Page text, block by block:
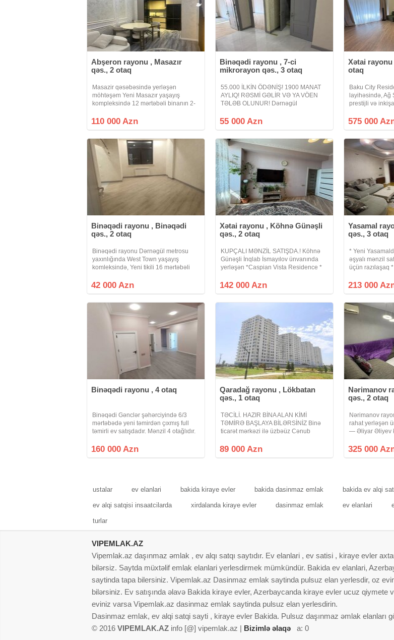
Abşeron rayonu , Masazır
qəs., 2 otaq
Masazir qəsəbəsində yerləşən
möhtəşəm Yeni Masazır yaşayış
kompleksində 12 mərtəbəli binanın 2-
kupçalı, ipotekaya yararlı, super təmirli,
110 000 Azn
Binəqədi rayonu , 7-ci
mikrorayon qəs., 3 otaq
55.000 İLKİN ÖDƏNİŞ! 1900 MANAT
AYLIQ! RƏSMİ GƏLİR VƏ YA VÖEN
TƏLƏB OLUNUR! Dərnəgül
West Town Yaşayış kompleksində
55 000 Azn
Xətai rayonu
otaq
Baku City
layihəsində, Ağ
prestijli və
Ümumi sahə:
575 000
Binəqədi rayonu , Binəqədi
qəs., 2 otaq
Binəqədi rayonu Dərnəgül metrosu
yaxınlığında West Town yaşayış
komleksində, Yeni tikili 16 mərtəbəli
85kv olan 2 otaq qanuni tam təmirli
42 000 Azn
Xətai rayonu , Köhnə Günəşli
qəs., 2 otaq
KUPÇALI MƏNZİL SATIŞDA.! Köhnə
Günəşli İnqlab İsmayılov ünvanında
yerləşən *Caspian Vista Residence *
mərtəbəli binanın 5 ci mərtəbəsində
142 000 Azn
Yasamal
qəs., 3 otaq
* Yeni
əşyalı mənzil
üçün razılaşaq
Binanın tipi :
213 000
Binəqədi rayonu , 4 otaq
Binəqədi Gənclər şəhərciyində 6/3
mərtəbədə yeni təmirdən çıxmış full
təmirli ev satışdadır. Mənzil 4 otağlıdır.
120kvadratmetrdir. Yeni binada yerləşir
160 000 Azn
Qaradağ rayonu , Lökbatan
qəs., 1 otaq
TƏCİLİ. HAZIR BİNA ALAN KİMİ
TƏMİRƏ BAŞLAYA BİLƏRSİNİZ Binə
ticarət mərkəzi ilə üzbəüz Cənub
mərtəbəli binada 3 cü mərtəbədə 65 kv
89 000 Azn
Nərimanov
qəs., 2 otaq
Nərimanov
rahat yerləşən
— Əliyar Əliyev
kompleksinin 20
325 000
ustalar ev elanlari bakida kiraye evler bakida dasinmaz emlak bakida ev alqi
ev alqi satqisi insaatcilarda xirdalanda kiraye evler dasinmaz emlak ev elanlari
turlar
VIPEMLAK.AZ
Vipemlak.az daşınmaz əmlak , ev alqı satqı saytıdır. Ev elanlari , ev satisi , kiraye evler
bilərsiz. Saytda müxtəlif emlak elanlari yerlesdirmek mümkündür. Bakida ev elanlari,
saytinda tapa bilersiniz. Vipemlak.az Dasinmaz emlak saytinda pulsuz elan yerlesdir, oz
bilərsiniz. Ev satışında əlavə Bakida kiraye evler, Azerbaycanda kiraye evler ucuz
eviniz varsa Vipemlak.az dasinmaz emlak saytinda pulsuz elan yerlesdirin.
Dasinmaz emlak, ev alqi satqi sayti , kiraye evler Bakida. Pulsuz daşınmaz əmlak elanları
© 2016 VIPEMLAK.AZ info [@] vipemlak.az | Bizimlə əlaqə a: 0